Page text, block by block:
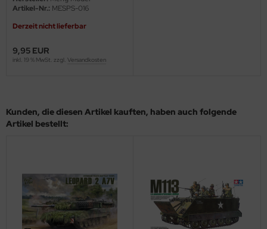
Artikel-Nr.: MESPS-016
Derzeit nicht lieferbar
9,95 EUR
inkl. 19 % MwSt. zzgl. Versandkosten
Kunden, die diesen Artikel kauften, haben auch folgende
Artikel bestellt:
Factory